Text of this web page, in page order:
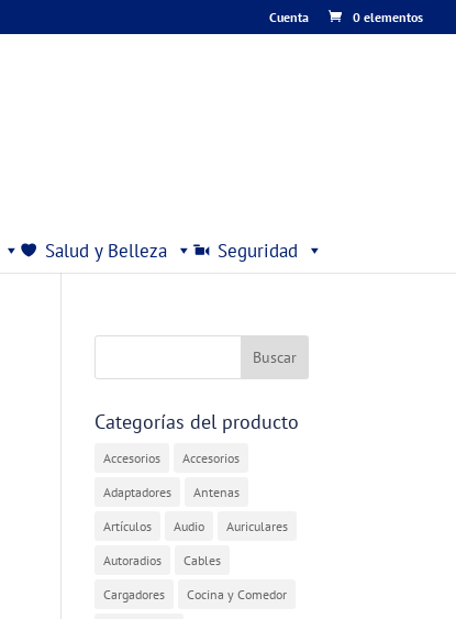
Cuenta 0 elementos
Salud y Belleza Seguridad
Categorías del producto
Accesorios Accesorios
Adaptadores Antenas
Artículos Audio Auriculares
Autoradios Cables
Cargadores Cocina y Comedor